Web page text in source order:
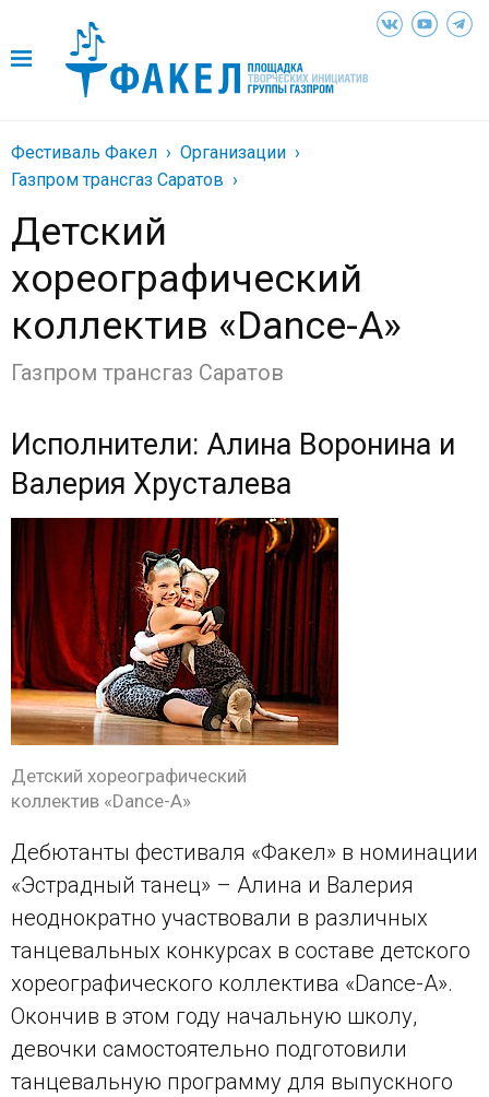
Фестиваль Факел
Организации
Газпром трансгаз Саратов
Детский
хореографический
коллектив «Dance-A»
Газпром трансгаз Саратов
Исполнители: Алина Воронина и
Валерия Хрусталева
Детский хореографический
коллектив «Dance-A»
Дебютанты фестиваля «Факел» в номинации
«Эстрадный танец» – Алина и Валерия
неоднократно участвовали в различных
танцевальных конкурсах в составе детского
хореографического коллектива «Dance-A».
Окончив в этом году начальную школу,
девочки самостоятельно подготовили
танцевальную программу для выпускного